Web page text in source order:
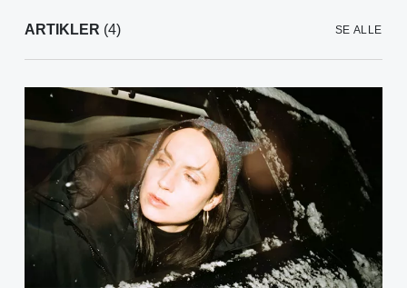
ARTIKLER (4) SE ALLE